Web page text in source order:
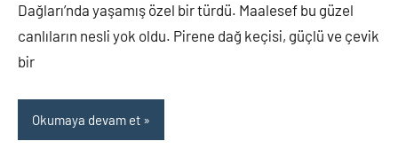
Dağları’nda yaşamış özel bir türdü. Maalesef bu güzel
canlıların nesli yok oldu. Pirene dağ keçisi, güçlü ve çevik
bir
Okumaya devam et